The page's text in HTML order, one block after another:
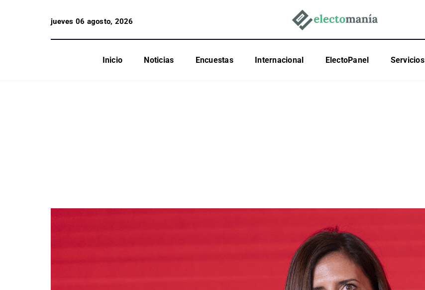
jueves 06 agosto, 2026
Inicio Noticias Encuestas Internacional ElectoPanel Servicios